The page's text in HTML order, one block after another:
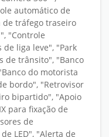
automático de
de tráfego traseiro
"Controle
liga leve", "Park
de trânsito", "Banco
do motorista
bordo", "Retrovisor
bipartido", "Apoio
para fixação de
de
LED", "Alerta de